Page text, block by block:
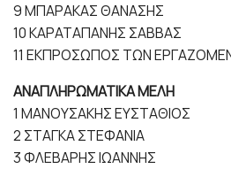
9 ΜΠΑΡΑΚΑΣ ΘΑΝΑΣΗΣ
10 ΚΑΡΑΤΑΠΑΝΗΣ ΣΑΒΒΑΣ
11 ΕΚΠΡΟΣΩΠΟΣ ΤΩΝ
ΑΝΑΠΛΗΡΩΜΑΤΙΚΑ ΜΕΛΗ
1 ΜΑΝΟΥΣΑΚΗΣ ΕΥΣΤΑΘΙΟΣ
2 ΣΤΑΓΚΑ ΣΤΕΦΑΝΙΑ
3 ΦΛΕΒΑΡΗΣ ΙΩΑΝΝΗΣ